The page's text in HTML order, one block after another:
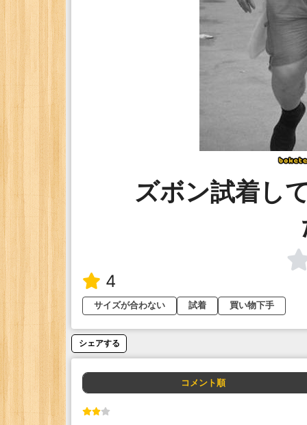
ズボン試着し
4
サイズが合わない 試着 買い物下手
シェアする
コメント順